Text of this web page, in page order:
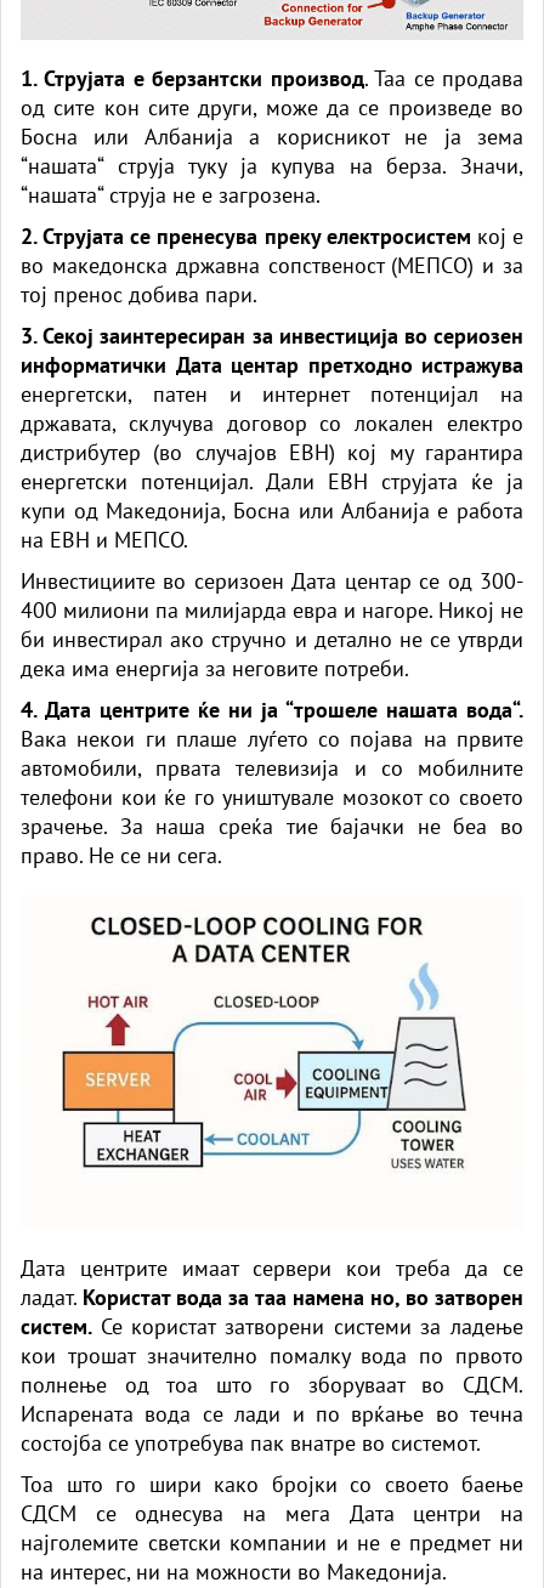
1. Струјата е берзантски производ. Таа се продава
од сите кон сите други, може да се произведе во
Босна или Албанија а корисникот не ја зема
“нашата“ струја туку ја купува на берза. Значи,
“нашата“ струја не е загрозена.
2. Струјата се пренесува преку електросистем кој е
во македонска државна сопственост (МЕПСО) и за
тој пренос добива пари.
3. Секој заинтересиран за инвестиција во сериозен
информатички Дата центар претходно истражува
енергетски, патен и интернет потенцијал на
државата, склучува договор со локален електро
дистрибутер (во случајов ЕВН) кој му гарантира
енергетски потенцијал. Дали ЕВН струјата ќе ја
купи од Македонија, Босна или Албанија е работа
на ЕВН и МЕПСО.
Инвестициите во серизоен Дата центар се од 300-
400 милиони па милијарда евра и нагоре. Никој не
би инвестирал ако стручно и детално не се утврди
дека има енергија за неговите потреби.
4. Дата центрите ќе ни ја “трошеле нашата вода“.
Вака некои ги плаше луѓето со појава на првите
автомобили, првата телевизија и со мобилните
телефони кои ќе го уништувале мозокот со своето
зрачење. За наша среќа тие бајачки не беа во
право. Не се ни сега.
Дата центрите имаат сервери кои треба да се
ладат. Користат вода за таа намена но, во затворен
систем. Се користат затворени системи за ладење
кои трошат значително помалку вода по првото
полнење од тоа што го зборуваат во СДСМ.
Испарената вода се лади и по врќање во течна
состојба се употребува пак внатре во системот.
Тоа што го шири како бројки со своето баење
СДСМ се однесува на мега Дата центри на
најголемите светски компании и не е предмет ни
на интерес, ни на можности во Македонија.